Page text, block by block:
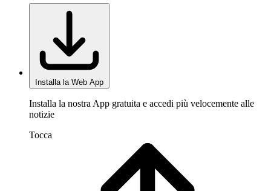
Installa la Web App
Installa la nostra App gratuita e accedi più velocemente alle
notizie
Tocca